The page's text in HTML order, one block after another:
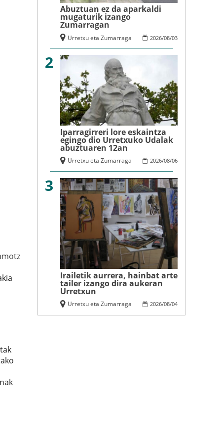
Abuztuan ez da aparkaldi
mugaturik izango
Zumarragan
2026/08/03
Urretxu eta Zumarraga
2
Iparragirreri lore eskaintza
egingo dio Urretxuko Udalak
abuztuaren 12an
2026/08/06
Urretxu eta Zumarraga
3
Irailetik aurrera, hainbat arte
tailer izango dira aukeran
Urretxun
2026/08/04
Urretxu eta Zumarraga